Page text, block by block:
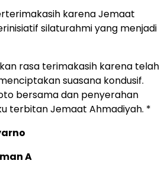
karena Jemaat
silaturahmi yang menjadi
rasa terimakasih karena telah
suasana kondusif.
bersama dan penyerahan
terbitan Jemaat Ahmadiyah. *
A